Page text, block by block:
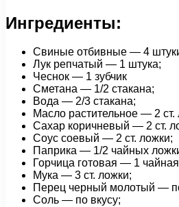
Ингредиенты:
Свиные отбивные — 4
Лук репчатый — 1 штука;
Чеснок — 1 зубчик
Сметана — 1/2 стакана;
Вода — 2/3 стакана;
Масло растительное — 2 ст.
Сахар коричневый — 2 ст.
Соус соевый — 2 ст. ложки;
Паприка — 1/2 чайных
Горчица готовая — 1
Мука — 3 ст. ложки;
Перец черный молотый —
Соль — по вкусу;